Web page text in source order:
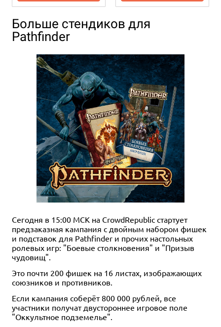
Больше стендиков для
Pathfinder
Сегодня в 15:00 МСК на CrowdRepublic стартует
предзаказная кампания с двойным набором фишек
и подставок для Pathfinder и прочих настольных
ролевых игр: "Боевые столкновения" и "Призыв
чудовищ".
Это почти 200 фишек на 16 листах, изображающих
союзников и противников.
Если кампания соберёт 800 000 рублей, все
участники получат двустороннее игровое поле
"Оккультное подземелье".